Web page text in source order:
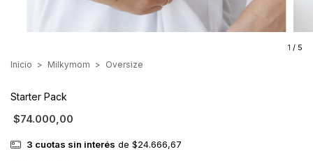
1 / 5
Inicio > Milkymom > Oversize
Starter Pack
$74.000,00
3 cuotas sin interés de $24.666,67